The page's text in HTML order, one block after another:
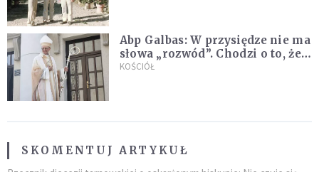
Abp Galbas: W przysiędze nie ma
słowa „rozwód”. Chodzi o to, że
„cię nie opuszczę”
KOŚCIÓŁ
SKOMENTUJ ARTYKUŁ